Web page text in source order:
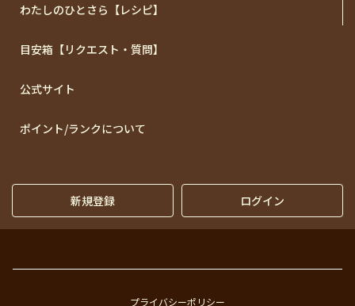
わたしのひとさら【レシピ】
目安箱【リクエスト・質問】
公式サイト
ポイント/ランクについて
新規登録 ログイン
プライバシーポリシー